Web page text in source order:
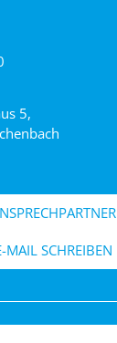
5,
MAIL SCHREIBEN